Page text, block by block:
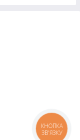
КНОПКА
ЗВ'ЯЗКУ